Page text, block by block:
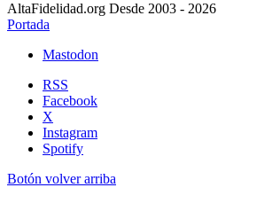
AltaFidelidad.org Desde 2003 - 2026
Portada
Mastodon
RSS
Facebook
X
Instagram
Spotify
Botón volver arriba